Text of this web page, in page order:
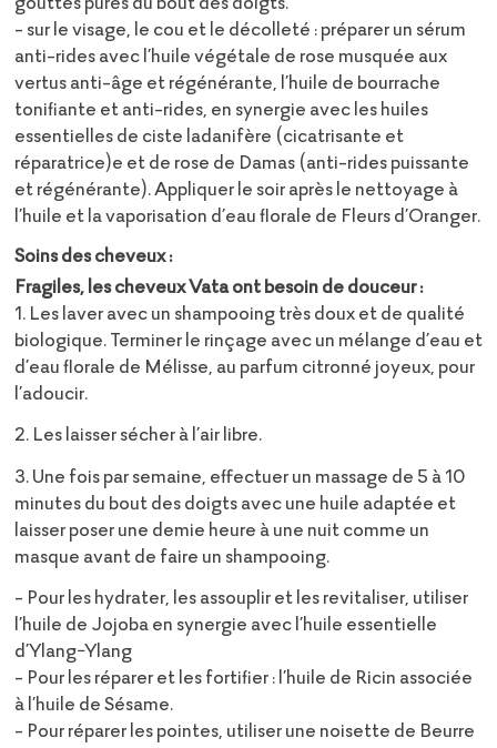
- sur le visage, le cou et le décolleté : préparer un sérum
anti-rides avec l’huile végétale de rose musquée aux
vertus anti-âge et régénérante, l’huile de bourrache
tonifiante et anti-rides, en synergie avec les huiles
essentielles de ciste ladanifère (cicatrisante et
réparatrice)e et de rose de Damas (anti-rides puissante
et régénérante). Appliquer le soir après le nettoyage à
l’huile et la vaporisation d’eau florale de Fleurs d’Oranger.
Soins des cheveux :
Fragiles, les cheveux Vata ont besoin de douceur :
1. Les laver avec un shampooing très doux et de qualité
biologique. Terminer le rinçage avec un mélange d’eau et
d’eau florale de Mélisse, au parfum citronné joyeux, pour
l’adoucir.
2. Les laisser sécher à l’air libre.
3. Une fois par semaine, effectuer un massage de 5 à 10
minutes du bout des doigts avec une huile adaptée et
laisser poser une demie heure à une nuit comme un
masque avant de faire un shampooing.
- Pour les hydrater, les assouplir et les revitaliser, utiliser
l’huile de Jojoba en synergie avec l’huile essentielle
d’Ylang-Ylang
- Pour les réparer et les fortifier : l’huile de Ricin associée
à l’huile de Sésame.
- Pour réparer les pointes, utiliser une noisette de Beurre